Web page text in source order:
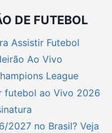
DE FUTEBOL
Assistir Futebol
Ao Vivo
League
futebol ao Vivo 2026
2027 no Brasil? Veja